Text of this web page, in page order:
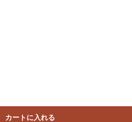
カートに入れる